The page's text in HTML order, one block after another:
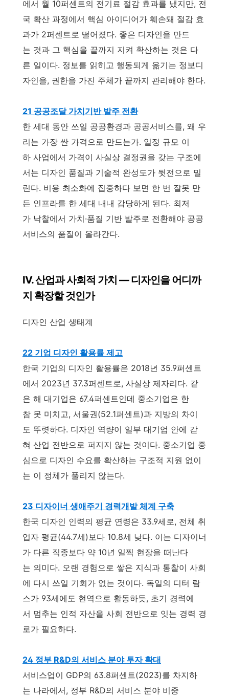
에서 월 10퍼센트의 전기료 절감 효과를 냈지만, 전
국 확산 과정에서 핵심 아이디어가 훼손돼 절감 효
과가 2퍼센트로 떨어졌다. 좋은 디자인을 만드
는 것과 그 핵심을 끝까지 지켜 확산하는 것은 다
른 일이다. 정보를 읽히고 행동되게 옮기는 정보디
자인을, 권한을 가진 주체가 끝까지 관리해야 한다.
21 공공조달 가치기반 발주 전환
한 세대 동안 쓰일 공공환경과 공공서비스를, 왜 우
리는 가장 싼 가격으로 만드는가. 일정 규모 이
하 사업에서 가격이 사실상 결정권을 갖는 구조에
서는 디자인 품질과 기술적 완성도가 뒷전으로 밀
린다. 비용 최소화에 집중하다 보면 한 번 잘못 만
든 인프라를 한 세대 내내 감당하게 된다. 최저
가 낙찰에서 가치·품질 기반 발주로 전환해야 공공
서비스의 품질이 올라간다.
IV. 산업과 사회적 가치 — 디자인을 어디까
지 확장할 것인가
디자인 산업 생태계
22 기업 디자인 활용률 제고
한국 기업의 디자인 활용률은 2018년 35.9퍼센트
에서 2023년 37.3퍼센트로, 사실상 제자리다. 같
은 해 대기업은 67.4퍼센트인데 중소기업은 한
참 못 미치고, 서울권(52.1퍼센트)과 지방의 차이
도 뚜렷하다. 디자인 역량이 일부 대기업 안에 갇
혀 산업 전반으로 퍼지지 않는 것이다. 중소기업 중
심으로 디자인 수요를 확산하는 구조적 지원 없이
는 이 정체가 풀리지 않는다.
23 디자이너 생애주기 경력개발 체계 구축
한국 디자인 인력의 평균 연령은 33.9세로, 전체 취
업자 평균(44.7세)보다 10.8세 낮다. 이는 디자이너
가 다른 직종보다 약 10년 일찍 현장을 떠난다
는 의미다. 오랜 경험으로 쌓은 지식과 통찰이 사회
에 다시 쓰일 기회가 없는 것이다. 독일의 디터 람
스가 93세에도 현역으로 활동하듯, 초기 경력에
서 멈추는 인적 자산을 사회 전반으로 잇는 경력 경
로가 필요하다.
24 정부 R&D의 서비스 분야 투자 확대
서비스업이 GDP의 63.8퍼센트(2023)를 차지하
는 나라에서, 정부 R&D의 서비스 분야 비중